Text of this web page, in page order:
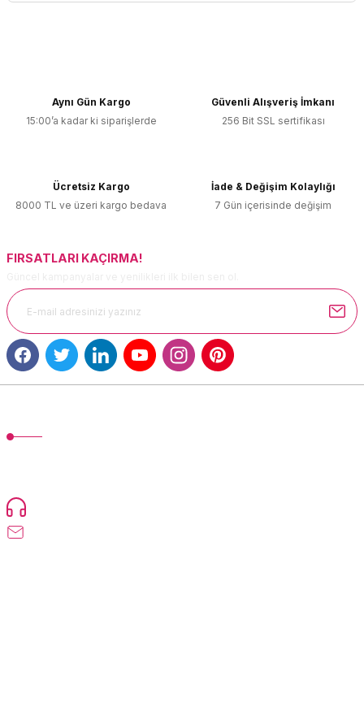
Ürün resmi kalitesiz, bozuk veya görüntülenemiyor.
Ürün fiyatı diğer sitelerden daha pahalı.
Bu ürüne benzer farklı alternatifler olmalı.
Aynı Gün Kargo
15:00’a kadar ki siparişlerde
Güvenli Alışveriş İmkanı
256 Bit SSL sertifikası
Ücretsiz Kargo
8000 TL ve üzeri kargo bedava
İade & Değişim Kolaylığı
7 Gün içerisinde değişim
FIRSATLARI KAÇIRMA!